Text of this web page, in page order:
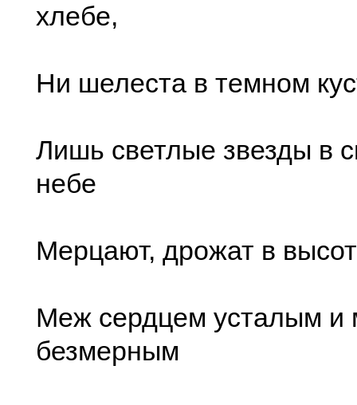
хлебе,
Ни шелеста в темном
Лишь светлые звезды в
небе
Мерцают, дрожат в
Меж сердцем усталым и
безмерным